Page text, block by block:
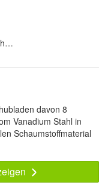
für
davon 8
Vanadium Stahl in
Schaumstoffmaterial